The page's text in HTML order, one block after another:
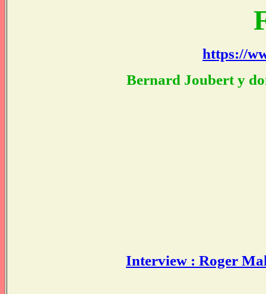
https://
Bernard Joubert y
Interview : Roger